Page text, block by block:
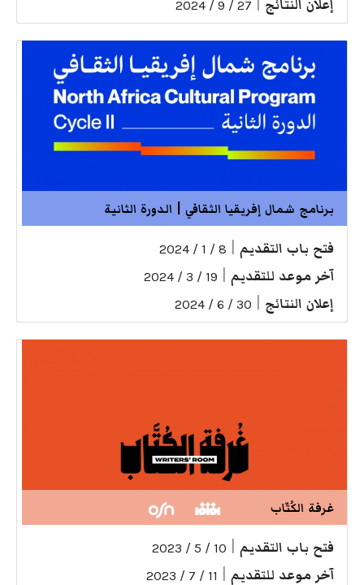
27 / 9 / 2024
برنامج شمال إفريقيا الثقافي | الدورة الثانية
فتح باب التقديم 8 / 1 / 2024
آخر موعد للتقديم 19 / 3 / 2024
إعلان النتائج 30 / 6 / 2024
غرفة الكُتّاب
فتح باب التقديم 10 / 5 / 2023
آخر موعد للتقديم 11 / 7 / 2023